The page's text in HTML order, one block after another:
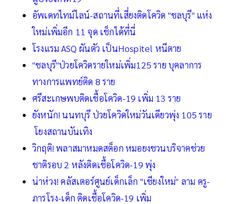
อัพเดทไทม์ไลน์-สถานที่เสี่ยงติดโควิด "ชลบุรี" แห่ง
ใหม่เพิ่มอีก 11 จุด เช็กได้ที่นี่
โรงแรม ASQ ผันตัว เป็นHospitel หนีตาย
"ชลบุรี"ป่วยโควิดรายใหม่เพิ่ม125 ราย บุคลาการ
ทางการแพทย์ติด 8 ราย
ศรีสะเกษพบติดเชื้อโควิด-19 เพิ่ม 13 ราย
ยังหนัก! นนทบุรี ป่วยโควิดใหม่วันเดียวพุ่ง 105 ราย
โยงสถานบันเทิง
วิกฤติ! พลาสมาหมดสต็อก หมอยงชวนบริจาคช่วย
ชาติรอบ 2 หลังติดเชื้อโควิด-19 พุ่ง
น่าห่วง! คลัสเตอร์ศูนย์เด็กเล็ก "เชียงใหม่" ลาม ครู-
ภารโรง-เด็ก ติดเชื้อโควิด-19 เพิ่ม